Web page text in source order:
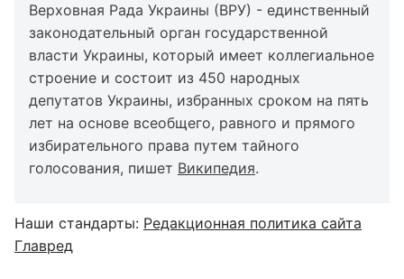
Верховная Рада Украины (ВРУ) - единственный
законодательный орган государственной
власти Украины, который имеет коллегиальное
строение и состоит из 450 народных
депутатов Украины, избранных сроком на пять
лет на основе всеобщего, равного и прямого
избирательного права путем тайного
голосования, пишет Википедия.
Наши стандарты: Редакционная политика сайта
Главред